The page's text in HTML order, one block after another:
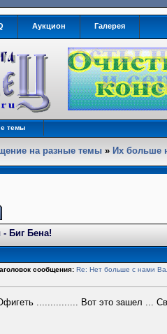
Аукцион Галерея
темы
на разные темы» Их больше
Биг Бена!
сообщения: Re: Нет больше с нами
............... Вот это зашел ...